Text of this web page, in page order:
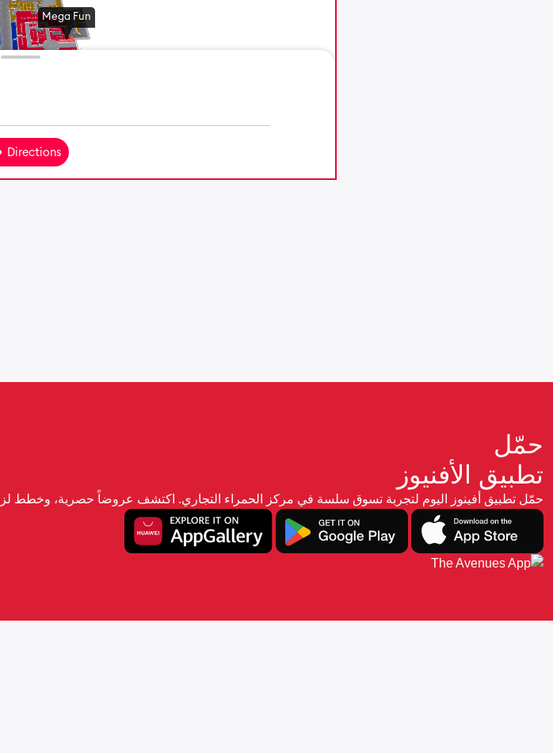
حمّل
تطبيق الأفنيوز
حمّل تطبيق أفينوز اليوم لتجربة تسوق سلسة في مركز الحمراء التجاري. اكتشف عروضاً حصرية، وخطط